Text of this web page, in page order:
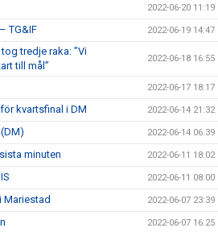
2022-06-20 11:19
TG&IF 2022-06-19 14:47
tredje raka: ”Vi
till mål”
2022-06-18 16:55
2022-06-17 18:17
kvartsfinal i DM 2022-06-14 21:32
2022-06-14 06:39
minuten 2022-06-11 18:02
2022-06-11 08:00
Mariestad 2022-06-07 23:39
2022-06-07 16:25